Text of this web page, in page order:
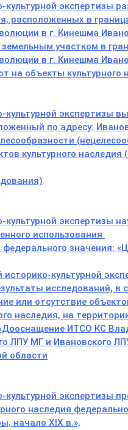
культурной экспертизы
расположенных в
в г. Кинешма
участком в
в г. Кинешма
на объекты культурного
культурной экспертизы
по адресу:
культурного
культурной экспертизы
использования
федерального значения:
историко-культурной
исследований, в
или отсутствие
наследия, на
ИТСО КС
ЛПУ МГ и Ивановского
области
культурной экспертизы
наследия
начало XIX в.»,